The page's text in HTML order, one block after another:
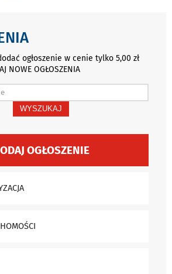
ogłoszenie w cenie tylko 5,00 zł
NOWE OGŁOSZENIA
WYSZUKAJ
OGŁOSZENIE